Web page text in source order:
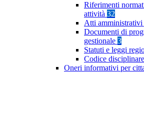
Riferimenti
attività 32
Atti amministrativi
Documenti di
gestionale 3
Statuti e leggi
Codice
Oneri informativi per